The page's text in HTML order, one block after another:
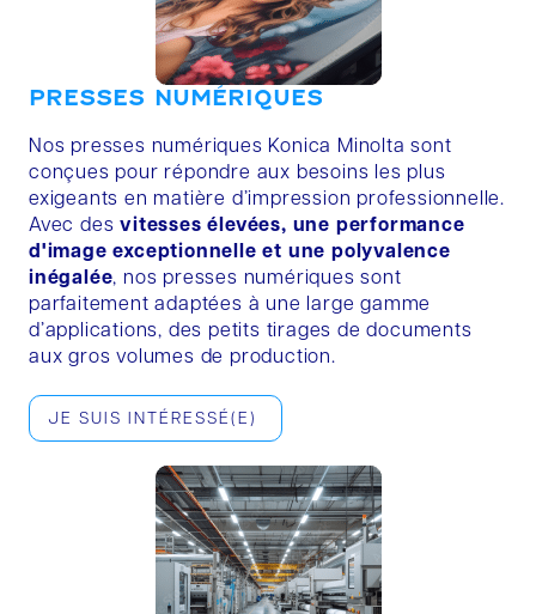
PRESSES NUMÉRIQUES
Nos presses numériques Konica Minolta sont
conçues pour répondre aux besoins les plus
exigeants en matière d’impression professionnelle.
Avec desvitesses élevées, une performance
d'image exceptionnelle et une polyvalence
inégalée, nos presses numériques sont
parfaitement adaptées à une large gamme
d’applications, des petits tirages de documents
aux gros volumes de production.
JE SUIS INTÉRESSÉ(E)